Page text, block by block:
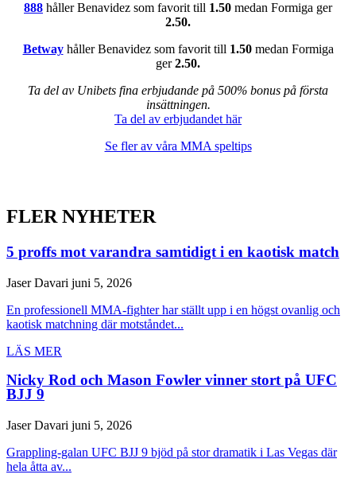
888 håller Benavidez som favorit till 1.50 medan Formiga ger
2.50.
Betwayhåller Benavidez som favorit till 1.50 medan Formiga
ger2.50.
Ta del av Unibets fina erbjudande på 500% bonus på första
insättningen.
Ta del av erbjudandet här
Se fler av våra MMA speltips
FLER NYHETER
5 proffs mot varandra samtidigt i en kaotisk match
Jaser Davari juni 5, 2026
En professionell MMA-fighter har ställt upp i en högst ovanlig och
kaotisk matchning där motståndet...
LÄS MER
Nicky Rod och Mason Fowler vinner stort på UFC
BJJ 9
Jaser Davari juni 5, 2026
Grappling-galan UFC BJJ 9 bjöd på stor dramatik i Las Vegas där
hela åtta av...